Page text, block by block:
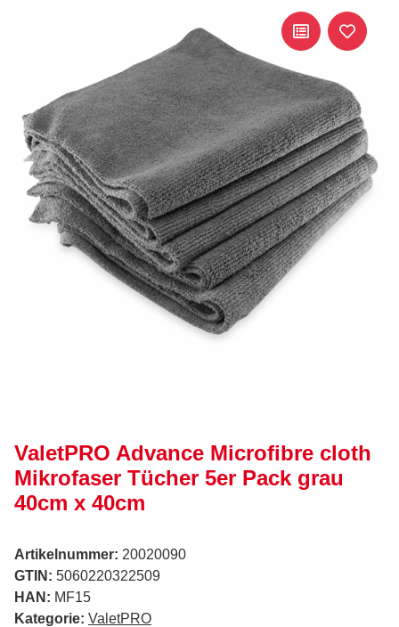
ValetPRO Advance Microfibre cloth
Mikrofaser Tücher 5er Pack grau
40cm x 40cm
Artikelnummer: 20020090
GTIN: 5060220322509
HAN: MF15
Kategorie: ValetPRO